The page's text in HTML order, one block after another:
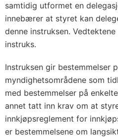
samtidig utformet en
innebærer at styret kan
denne instruksen.
instruks.
Instruksen gir bestemmelser
myndighetsområdene som
med bestemmelser på
annet tatt inn krav om at
innkjøpsreglement for
er bestemmelsene om